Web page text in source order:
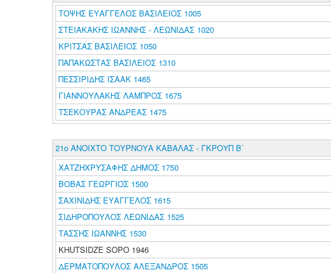
ΤΟΨΗΣ ΕΥΑΓΓΕΛΟΣ ΒΑΣΙΛΕΙΟΣ 1005
ΣΤΕΙΑΚΑΚΗΣ ΙΩΑΝΝΗΣ - ΛΕΩΝΙΔΑΣ 1020
ΚΡΙΤΣΑΣ ΒΑΣΙΛΕΙΟΣ 1050
ΠΑΠΑΚΩΣΤΑΣ ΒΑΣΙΛΕΙΟΣ 1310
ΠΕΣΣΙΡΙΔΗΣ ΙΣΑΑΚ 1465
ΓΙΑΝΝΟΥΛΑΚΗΣ ΛΑΜΠΡΟΣ 1675
ΤΣΕΚΟΥΡΑΣ ΑΝΔΡΕΑΣ 1475
21ο ΑΝΟΙΧΤΟ ΤΟΥΡΝΟΥΑ ΚΑΒΑΛΑΣ - ΓΚΡΟΥΠ Β΄
ΧΑΤΖΗΧΡΥΣΑΦΗΣ ΔΗΜΟΣ 1750
ΒΟΒΑΣ ΓΕΩΡΓΙΟΣ 1500
ΣΑΧΙΝΙΔΗΣ ΕΥΑΓΓΕΛΟΣ 1615
ΣΙΔΗΡΟΠΟΥΛΟΣ ΛΕΩΝΙΔΑΣ 1525
ΤΑΣΣΗΣ ΙΩΑΝΝΗΣ 1530
KHUTSIDZE SOPO 1946
ΔΕΡΜΑΤΟΠΟΥΛΟΣ ΑΛΕΞΑΝΔΡΟΣ 1505